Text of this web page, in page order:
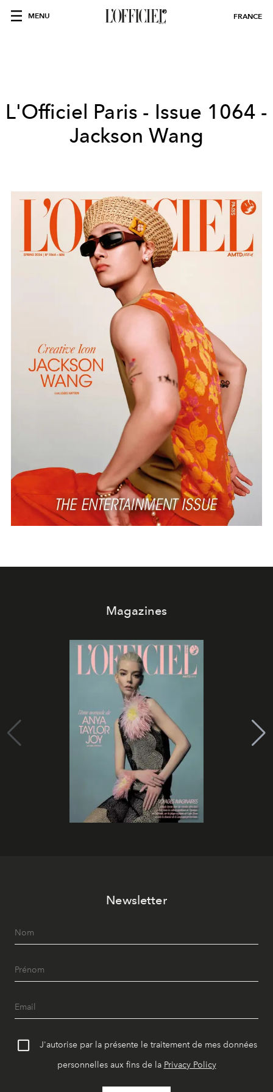
MENU FRANCE
L'Officiel Paris - Issue 1064 -
Jackson Wang
Magazines
Newsletter
J'autorise par la présente le traitement de mes données
personnelles aux fins de la Privacy Policy